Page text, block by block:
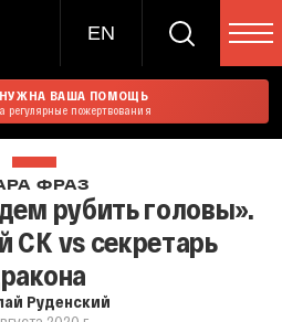
EN
ВАША ПОМОЩЬ
регулярные пожертвования
ФРАЗ
рубить головы».
СК vs секретарь
Руденский